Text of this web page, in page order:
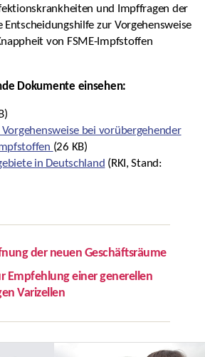
und Impffragen der
Entscheidungshilfe zur Vorgehensweise
von FSME-Impfstoffen
Dokumente einsehen:
bei vorübergehender
(26 KB)
in Deutschland (RKI, Stand:
der neuen Geschäftsräume
Empfehlung einer generellen
Varizellen